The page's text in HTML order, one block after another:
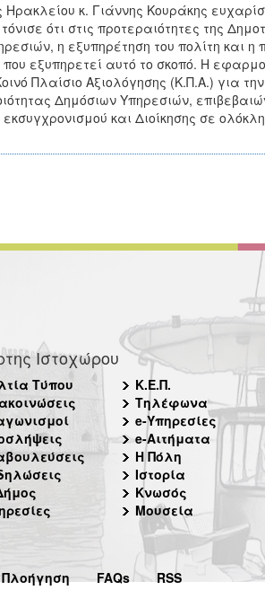
κ. Γιάννης Κουράκης
ότι στις προτεραιότητες της
η εξυπηρέτηση του πολίτη και η
εξυπηρετεί αυτό το σκοπό. Η
Πλαίσιο Αξιολόγησης (Κ.Π.Α.) για
Δημόσιων Υπηρεσιών,
και Διοίκησης σε
Ιστοχώρου
Τύπου
Κ.Ε.Π.
Τηλέφωνα
e-Υπηρεσίες
e-Αιτήματα
Η Πόλη
Ιστορία
Κνωσός
Μουσεία
Πλοήγηση FAQs RSS